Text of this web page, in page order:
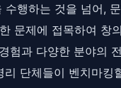
수행하는 것을 넘어,
문제에 접목하여 창
험과 다양한 분야의
단체들이 벤치마